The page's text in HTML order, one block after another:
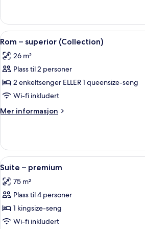
–
premium
(Collection)
Åpne
alle
bildene
av
Rom
–
superior
(Collection)
8
Rom – superior (Collection)
26 m²
Plass til 2 personer
2 enkeltsenger ELLER 1 queensize-seng
Wi-fi inkludert
Mer informasjon
Mer
–
superior
(Collection)
Åpne
alle
bildene
av
Suite
–
Suite –
7
Suite – premium
75 m²
Plass til 4 personer
1 kingsize-seng
Wi-fi inkludert